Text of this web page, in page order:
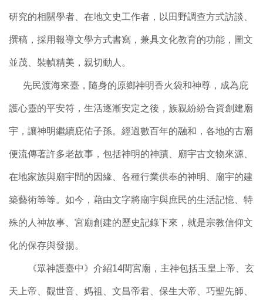
研究的相關學者、在地文史工作者，以田野調查方式訪談、
撰稿，採用報導文學方式書寫，兼具文化教育的功能，圖文
並茂、裝幀精美，親切動人。
先民渡海來臺，隨身的原鄉神明香火袋和神尊，成為庇
護心靈的平安符，生活逐漸安定之後，族親紛紛合資創建廟
宇，讓神明繼續庇佑子孫。經過數百年的融和，各地的古廟
便流傳著許多老故事，包括神明的神蹟、廟宇古文物來源、
在地家族與廟宇間的因緣、各種行業供奉的神明、廟宇的建
築藝術等等。如今，藉由文字將廟宇與庶民的生活記憶、特
殊的人神故事、宮廟創建的歷史記錄下來，就是宗教信仰文
化的保存與發揚。
《眾神護臺中》介紹14間宮廟，主神包括玉皇上帝、玄
天上帝、觀世音、媽祖、文昌帝君、保生大帝、巧聖先師、